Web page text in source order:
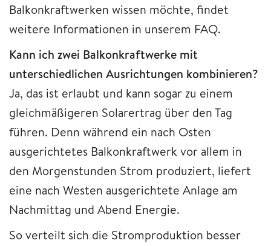
Balkonkraftwerken wissen möchte, findet
weitere Informationen in unserem FAQ.
Kann ich zwei Balkonkraftwerke mit
unterschiedlichen Ausrichtungen kombinieren?
Ja, das ist erlaubt und kann sogar zu einem
gleichmäßigeren Solarertrag über den Tag
führen. Denn während ein nach Osten
ausgerichtetes Balkonkraftwerk vor allem in
den Morgenstunden Strom produziert, liefert
eine nach Westen ausgerichtete Anlage am
Nachmittag und Abend Energie.
So verteilt sich die Stromproduktion besser